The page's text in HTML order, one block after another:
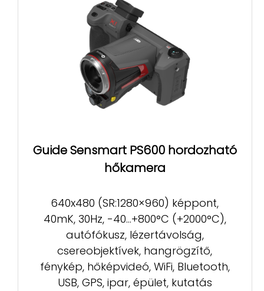
Guide Sensmart PS600 hordozható
hőkamera
640x480 (SR:1280×960) képpont,
40mK, 30Hz, -40...+800°C (+2000°C),
autófókusz, lézertávolság,
csereobjektívek, hangrögzítő,
fénykép, hőképvideó, WiFi, Bluetooth,
USB, GPS, ipar, épület, kutatás